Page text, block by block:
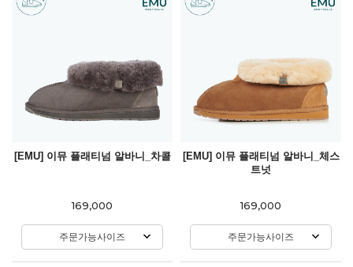
[EMU] 이뮤 플래티넘 알바니_차콜
169,000
주문가능사이즈
[EMU] 이뮤 플래티넘 알바니_체스
트넛
169,000
주문가능사이즈